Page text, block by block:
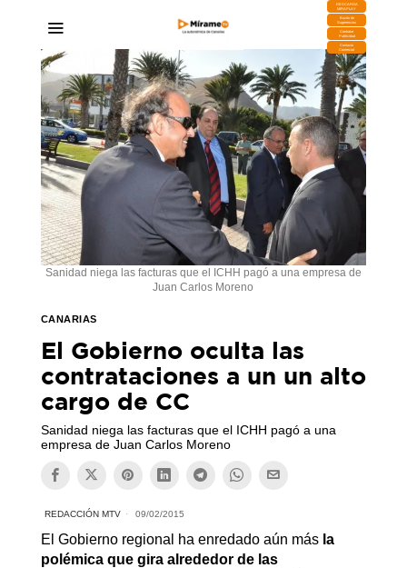
DESCARGA
MIRAPLAY
Buzón de
Sugerencias
Contratar
Publicidad
Contacto
Comercial
Sanidad niega las facturas que el ICHH pagó a una empresa de
Juan Carlos Moreno
CANARIAS
El Gobierno oculta las
contrataciones a un un alto
cargo de CC
Sanidad niega las facturas que el ICHH pagó a una
empresa de Juan Carlos Moreno
REDACCIÓN MTV 09/02/2015
El Gobierno regional ha enredado aún másla
polémica que gira alrededor de las